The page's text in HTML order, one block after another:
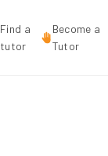
Find a
tutor
Become a
Tutor